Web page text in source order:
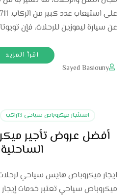
عن سيارة ليموزين للرحلات، فإن
اقرأ المزيد
Sayed Basiouny
استئجار ميكروباص سياحي 13راكب
أفضل عروض تأجير
الساحلية
ايجار ميكروباص هايس سياحي لرحلات
ميكروباص سياحي تعتبر خدمات